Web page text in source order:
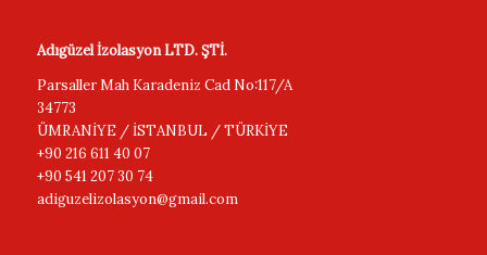
Adıgüzel İzolasyon LTD. ŞTİ.
Parsaller Mah Karadeniz Cad No:117/A
34773
ÜMRANİYE / İSTANBUL / TÜRKİYE
+90 216 611 40 07
+90 541 207 30 74
adiguzelizolasyon@gmail.com